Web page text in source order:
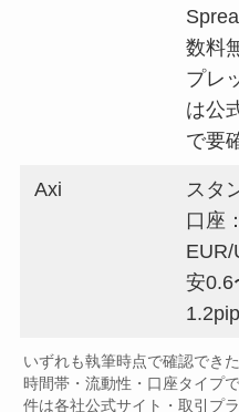
数料
プレ
は公
で要
Axi
スタ
口座：
EUR/
安0.6
いずれも執筆時点で確認でき
時間帯・流動性・口座タイプ
件は各社公式サイト・取引プ